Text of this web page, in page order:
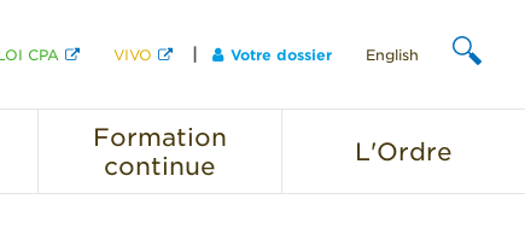
CPA VIVO Votre dossier English
Formation
continue
L'Ordre